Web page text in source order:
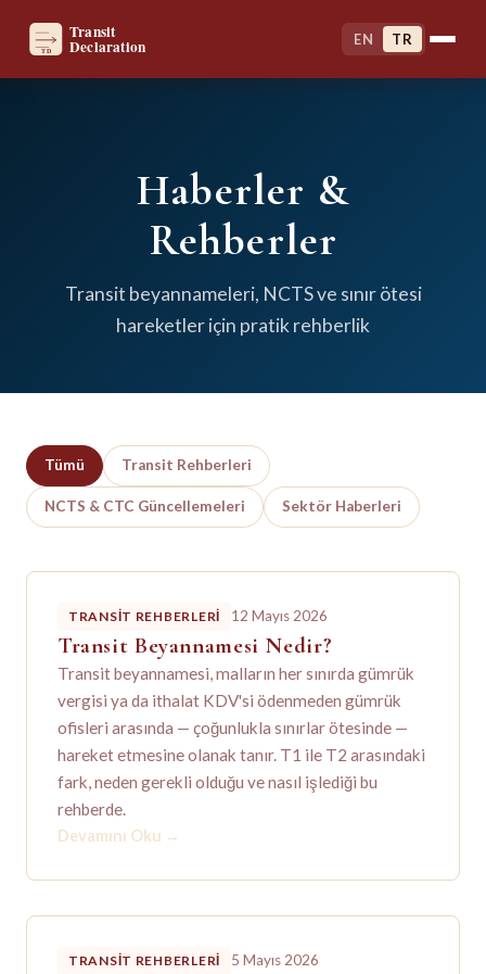
EN TR
Haberler &
Rehberler
Transit beyannameleri, NCTS ve sınır ötesi
hareketler için pratik rehberlik
Tümü Transit Rehberleri
NCTS & CTC Güncellemeleri Sektör Haberleri
TRANSIT REHBERLERI 12 Mayıs 2026
Transit Beyannamesi Nedir?
Transit beyannamesi, malların her sınırda gümrük
vergisi ya da ithalat KDV'si ödenmeden gümrük
ofisleri arasında — çoğunlukla sınırlar ötesinde —
hareket etmesine olanak tanır. T1 ile T2 arasındaki
fark, neden gerekli olduğu ve nasıl işlediği bu
rehberde.
Devamını Oku →
TRANSIT REHBERLERI 5 Mayıs 2026